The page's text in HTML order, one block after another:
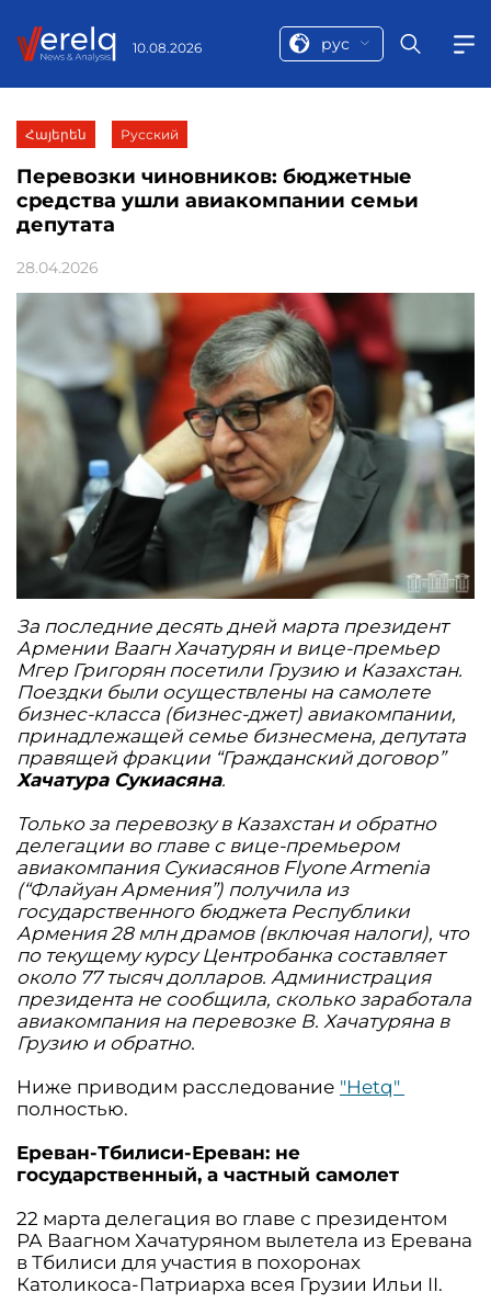
10.08.2026 рус
Հայերեն Русский
Перевозки чиновников: бюджетные
средства ушли авиакомпании семьи
депутата
28.04.2026
За последние десять дней марта президент
Армении Ваагн Хачатурян и вице-премьер
Мгер Григорян посетили Грузию и Казахстан.
Поездки были осуществлены на самолете
бизнес-класса (бизнес-джет) авиакомпании,
принадлежащей семье бизнесмена, депутата
правящей фракции “Гражданский договор”
Хачатура Сукиасяна.
Только за перевозку в Казахстан и обратно
делегации во главе с вице-премьером
авиакомпания Сукиасянов Flyone Armenia
(“Флайуан Армения”) получила из
государственного бюджета Республики
Армения 28 млн драмов (включая налоги), что
по текущему курсу Центробанка составляет
около 77 тысяч долларов. Администрация
президента не сообщила, сколько заработала
авиакомпания на перевозке В. Хачатуряна в
Грузию и обратно.
Ниже приводим расследование "Hetq"
полностью.
Ереван-Тбилиси-Ереван: не
государственный, а частный самолет
22 марта делегация во главе с президентом
РА Ваагном Хачатуряном вылетела из Еревана
в Тбилиси для участия в похоронах
Католикоса-Патриарха всея Грузии Ильи II.